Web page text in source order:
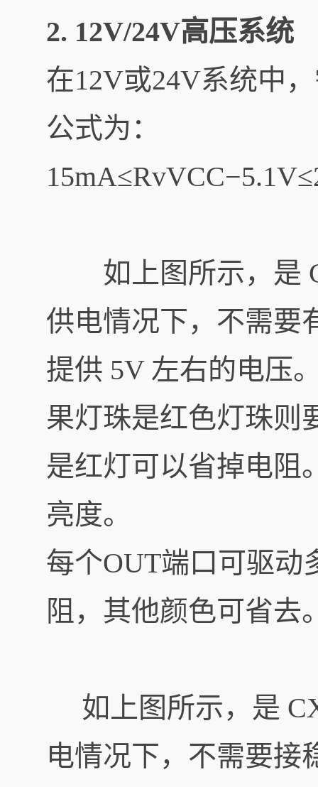
2. 12V/24V高压系统
在12V或24V系统中
公式为：
如上图所示，是
供电情况下，不需要
提供 5V 左右的电压
果灯珠是红色灯珠则
是红灯可以省掉电阻
亮度。
每个OUT端口可驱动
阻，其他颜色可省去
如上图所示，是
电情况下，不需要接